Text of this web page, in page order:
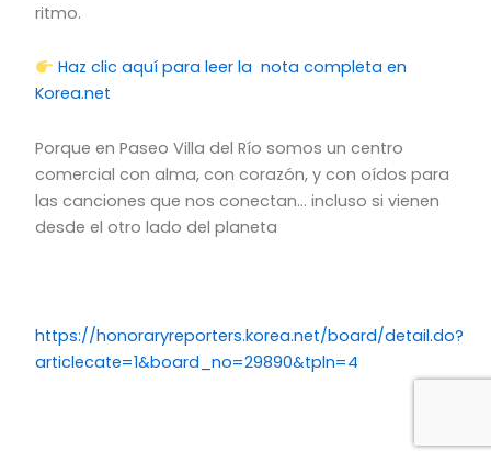
ritmo.
Haz clic aquí para leer la nota completa en
Korea.net
Porque en Paseo Villa del Río somos un centro
comercial con alma, con corazón, y con oídos para
las canciones que nos conectan… incluso si vienen
desde el otro lado del planeta
https://honoraryreporters.korea.net/board/detail.do?
articlecate=1&board_no=29890&tpln=4